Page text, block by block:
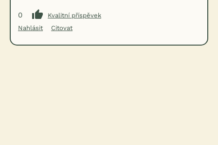
0
Kvalitní příspěvek
Nahlásit
Citovat